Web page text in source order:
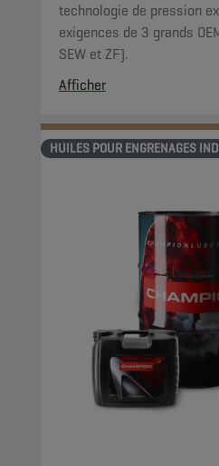
technologie de pression
exigences de 3 grands
SEW et ZF).
Afficher
HUILES POUR ENGRENAGES